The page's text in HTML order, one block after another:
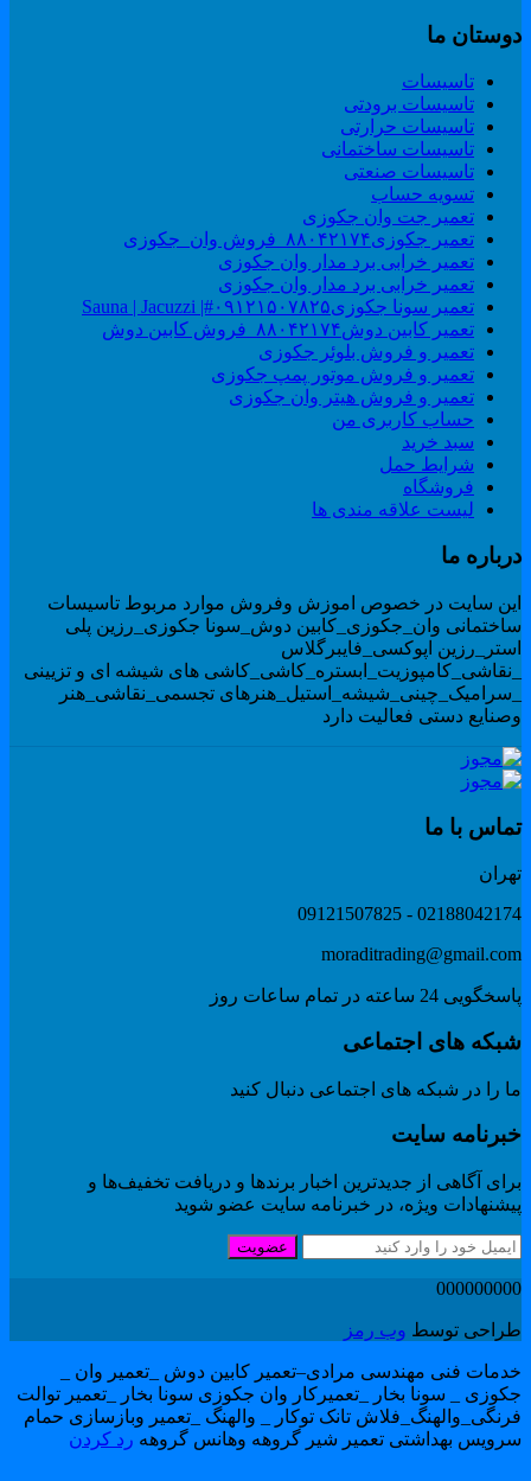
ما
تاسیسات
تاسیسات برودتی
تاسیسات حرارتی
تاسیسات ساختمانی
تاسیسات صنعتی
تسویه حساب
تعمیر جت وان جکوزی
تعمیر جکوزی۸۸۰۴۲۱۷۴_فروش وان_جکوزی
تعمیر خرابی برد مدار وان جکوزی
تعمیر خرابی برد مدار وان جکوزی
تعمیر سونا جکوزی۰۹۱۲۱۵۰۷۸۲۵#| Sauna | Jacuzzi
تعمیر کابین دوش۸۸۰۴۲۱۷۴_فروش کابین دوش
تعمیر و فروش بلوئر جکوزی
تعمیر و فروش موتور پمپ جکوزی
تعمیر و فروش هیتر وان جکوزی
حساب کاربری من
سبد خرید
شرایط حمل
فروشگاه
لیست علاقه مندی ها
ما
سایت در خصوص اموزش وفروش موارد مربوط تاسیسات
وان_جکوزی_کابین دوش_سونا جکوزی_رزین پلی
اپوکسی_فایبرگلاس
های شیشه ای و تزیینی
تجسمی_نقاشی_هنر
دستی فعالیت دارد
با ما
02188042174 -
24 ساعته در تمام ساعات روز
های اجتماعی
را در شبکه های اجتماعی دنبال کنید
سایت
آگاهی از جدیدترین اخبار برندها و دریافت تخفیف‌ها و
ویژه، در خبرنامه سایت عضو شوید
عضویت
توسطوب رمز
فنی مهندسی مرادی–تعمیر کابین دوش _تعمیر وان _
_ سونا بخار _تعمیرکار وان جکوزی سونا بخار _تعمیر توالت
تانک توکار _ والهنگ _تعمیر وبازسازی حمام
بهداشتی تعمیر شیر گروهه وهانس گروههرد کردن